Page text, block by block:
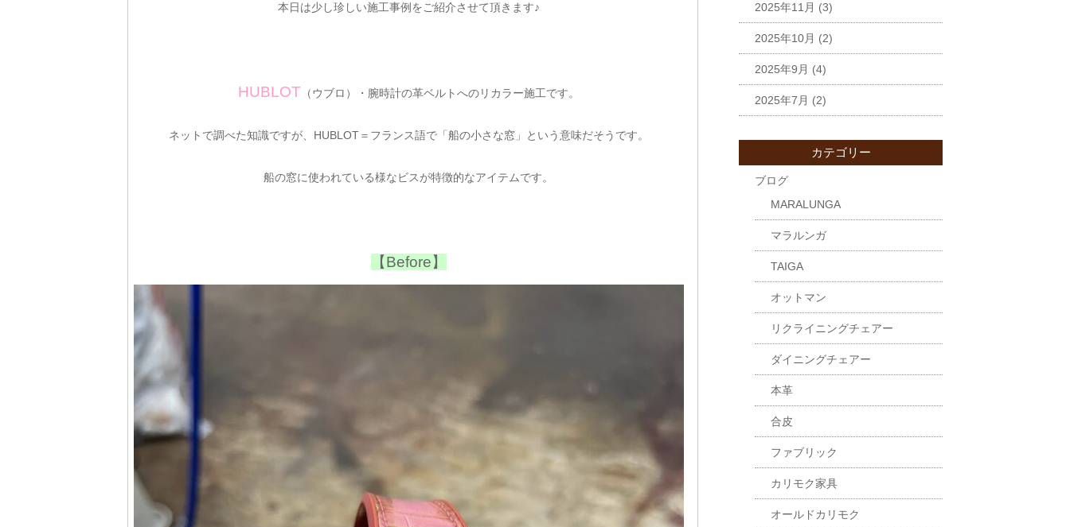
本日は少し珍しい施工事例をご紹介させて頂きます♪
HUBLOT （ウブロ）・腕時計の革ベルトへのリカラー施工です。
ネットで調べた知識ですが、HUBLOT＝フランス語で「船の小さな窓」という意味だそうです。
船の窓に使われている様なビスが特徴的なアイテムです。
【Before】
2025年11月 (3)
2025年10月 (2)
2025年9月 (4)
2025年7月 (2)
カテゴリー
ブログ
MARALUNGA
マラルンガ
TAIGA
オットマン
リクライニングチェアー
ダイニングチェアー
本革
合皮
ファブリック
カリモク家具
オールドカリモク